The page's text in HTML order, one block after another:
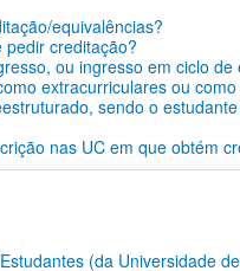
equivalências?
creditação?
ou ingresso em ciclo
extracurriculares ou
sendo o
nas UC em que obtém
(da Universidade